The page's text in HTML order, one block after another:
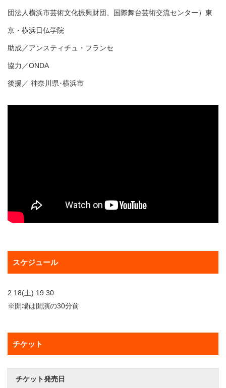
団法人横浜市芸術文化振興財団、国際舞台芸術交流センター）東
京・横浜日仏学院
助成／アンスティチュ・フランセ
協力／ONDA
後援／ 神奈川県･横浜市
スケジュール
2.18(土) 19:30
※開場は開演の30分前
チケット
チケット発売日